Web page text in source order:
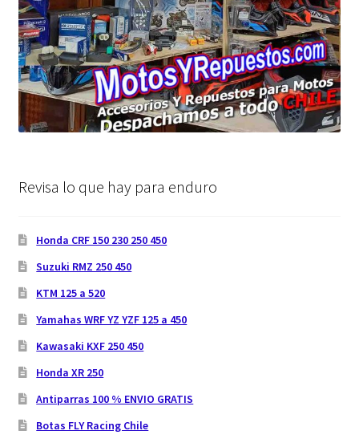
Revisa lo que hay para enduro
Honda CRF 150 230 250 450
Suzuki RMZ 250 450
KTM 125 a 520
Yamahas WRF YZ YZF 125 a 450
Kawasaki KXF 250 450
Honda XR 250
Antiparras 100 % ENVIO GRATIS
Botas FLY Racing Chile